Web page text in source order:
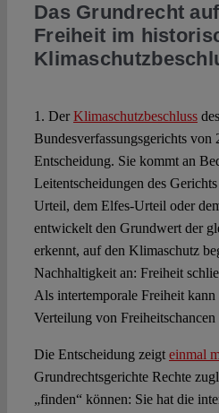
Das Grundrecht
Freiheit im
1. DerKlimaschutzbeschlussdes
Bundesverfassungsgerichts von
Entscheidung. Sie kommt an
Leitentscheidungen des
Urteil, dem Elfes-Urteil oder
entwickelt den Grundwert der
erkennt, auf den Klimaschutz
Nachhaltigkeit an: Freiheit
Als intertemporale Freiheit
Verteilung von
Die Entscheidung zeigt einmal
Grundrechtsgerichte Rechte
„finden“ können: Sie hat die